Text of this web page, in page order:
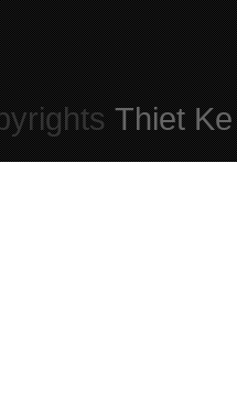
Thiet